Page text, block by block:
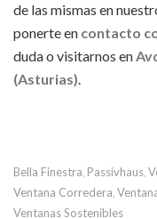
de las mismas en
ponerte en contacto
duda o visitarnos en
(Asturias).
Bella Finestra, Passivhaus,
Ventana Corredera,
Ventanas Sostenibles